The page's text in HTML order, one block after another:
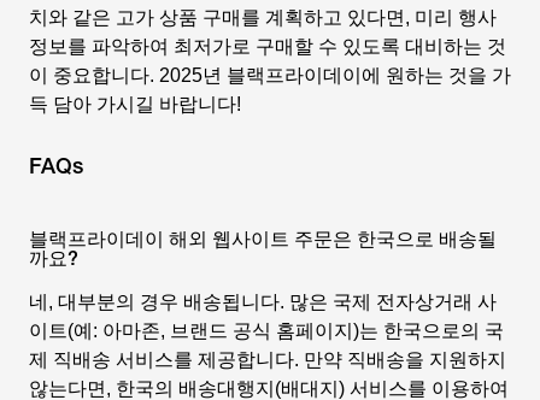
치와 같은 고가 상품 구매를 계획하고 있다면, 미리 행사
정보를 파악하여 최저가로 구매할 수 있도록 대비하는 것
이 중요합니다. 2025년 블랙프라이데이에 원하는 것을 가
득 담아 가시길 바랍니다!
FAQs
블랙프라이데이 해외 웹사이트 주문은 한국으로 배송될
까요?
네, 대부분의 경우 배송됩니다. 많은 국제 전자상거래 사
이트(예: 아마존, 브랜드 공식 홈페이지)는 한국으로의 국
제 직배송 서비스를 제공합니다. 만약 직배송을 지원하지
않는다면, 한국의 배송대행지(배대지) 서비스를 이용하여